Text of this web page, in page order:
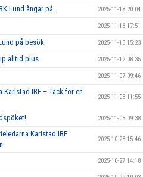
Lund ångar på. 2025-11-18 20:04
2025-11-18 17:51
på besök 2025-11-15 15:23
alltid plus. 2025-11-12 08:35
2025-11-07 09:46
Karlstad IBF – Tack för en
2025-11-03 11:55
2025-11-03 09:38
Karlstad IBF
2025-10-28 15:46
2025-10-27 14:18